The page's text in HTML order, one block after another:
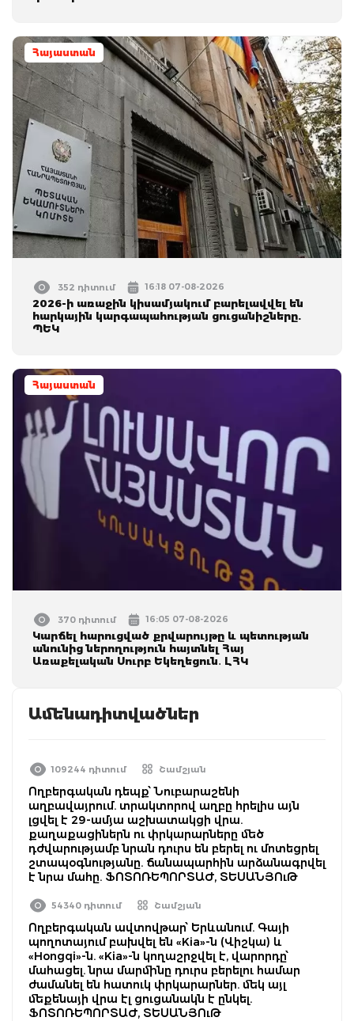
Հայաստան
352 դիտում 16:18 07-08-2026
2026-ի առաջին կիսամյակում բարելավվել են
հարկային կարգապահության ցուցանիշները.
ՊԵԿ
Հայաստան
370 դիտում 16:05 07-08-2026
Կարճել հարուցված քրվարույթը և պետության
անունից ներողություն հայտնել Հայ
Առաքելական Սուրբ Եկեղեցուն․ ԼՀԿ
Ամենադիտվածներ
109244 դիտում Շամշյան
Ողբերգական դեպք՝ Նուբարաշենի
աղբավայրում. տրակտորով աղբը հրելիս այն
լցվել է 29-ամյա աշխատակցի վրա.
քաղաքացիներն ու փրկարարները մեծ
դժվարությամբ նրան դուրս են բերել ու մոտեցրել
շտապօգնությանը. ճանապարհին արձանագրվել
է նրա մահը. ՖՈՏՈՌԵՊՈՐՏԱԺ, ՏԵՍԱՆՅՈւԹ
54340 դիտում Շամշյան
Ողբերգական ավտովթար՝ Երևանում. Գայի
պողոտայում բախվել են «Kia»-ն (Վիշկա) և
«Hongqi»-ն. «Kia»-ն կողաշրջվել է, վարորդը՝
մահացել. նրա մարմինը դուրս բերելու համար
ժամանել են հատուկ փրկարարներ. մեկ այլ
մեքենայի վրա էլ ցուցանակն է ընկել.
ՖՈՏՈՌԵՊՈՐՏԱԺ, ՏԵՍԱՆՅՈւԹ